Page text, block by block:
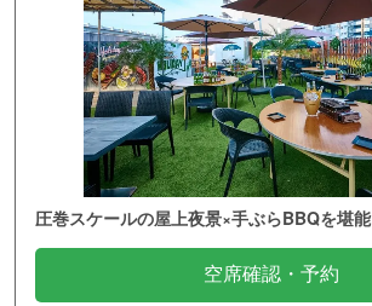
圧巻スケールの屋上夜景×手ぶらBBQを堪能
空席確認・予約